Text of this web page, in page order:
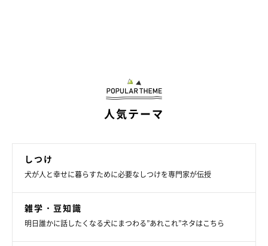
人気テーマ
しつけ
犬が人と幸せに暮らすために必要なしつけを専門家が伝授
雑学・豆知識
明日誰かに話したくなる犬にまつわる”あれこれ”ネタはこちら